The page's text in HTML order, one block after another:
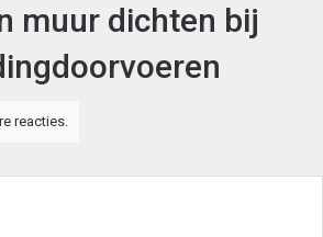
muur dichten bij
reacties.